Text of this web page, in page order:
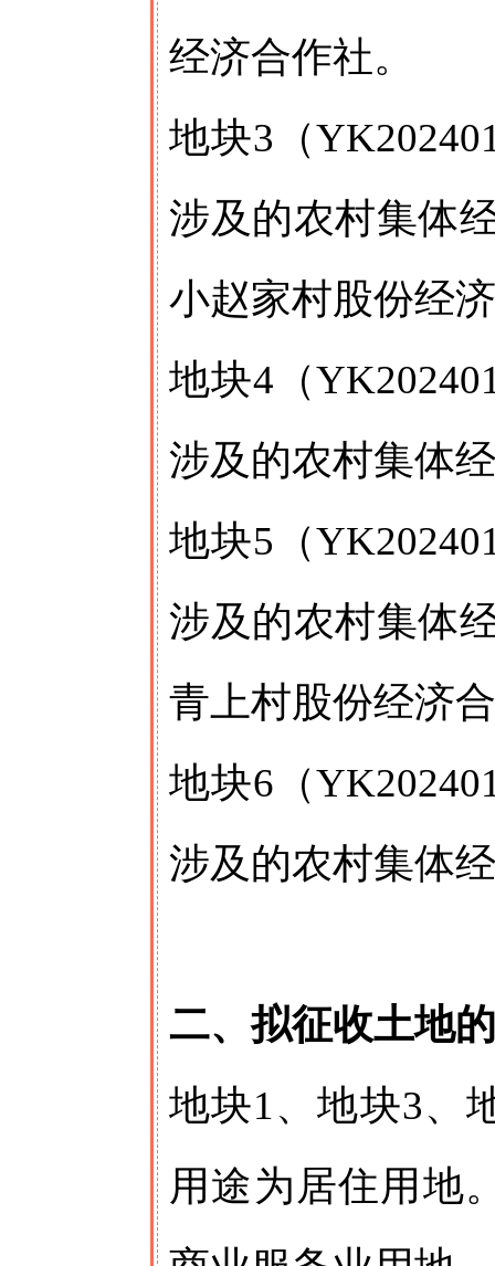
经济合作社。
地块3（
涉及的农村集体
小赵家村股份经
地块4（
涉及的农村集体
地块5（
涉及的农村集体
青上村股份经济
地块6（
涉及的农村集体
二、拟征收土地
地块1、地块3、
用途为居住用地